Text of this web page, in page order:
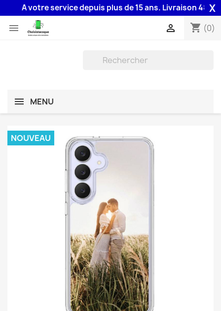
A votre service depuis plus de 15 ans. Livraison 48H X
 shopping_cart (0)

MENU
NOUVEAU